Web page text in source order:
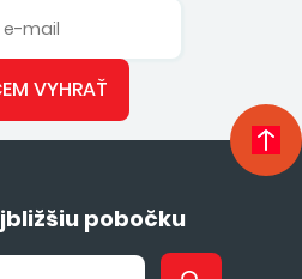
VYHRAŤ
pobočku